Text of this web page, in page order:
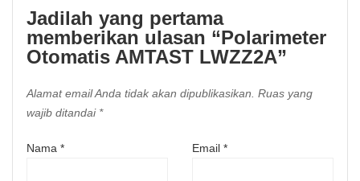
Jadilah yang pertama
memberikan ulasan “Polarimeter
Otomatis AMTAST LWZZ2A”
Alamat email Anda tidak akan dipublikasikan. Ruas yang
wajib ditandai *
Nama * Email *